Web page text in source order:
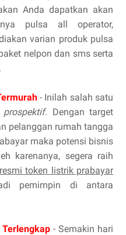
Anda dapatkan akan
pulsa all operator,
varian produk pulsa
nelpon dan sms serta
.
- Inilah salah satu
. Dengan target
pelanggan rumah tangga
maka potensi bisnis
karenanya, segera raih
token listrik prabayar
pemimpin di antara
- Semakin hari